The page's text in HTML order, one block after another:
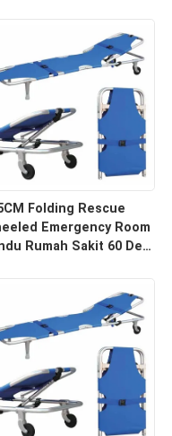
Folding Rescue
Emergency Room
Rumah Sakit 60 Deg